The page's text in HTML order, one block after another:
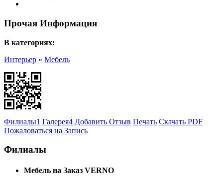
Прочая Информация
В категориях:
Интерьер » Мебель
Филиалы1 Галерея4 Добавить Отзыв Печать Скачать PDF
Пожаловаться на Запись
Филиалы
Мебель на Заказ VERNO